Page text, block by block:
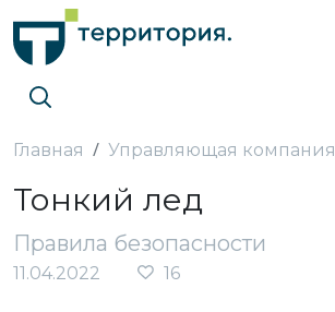
Главная Управляющая компания
Тонкий лед
Правила безопасности
11.04.2022 16